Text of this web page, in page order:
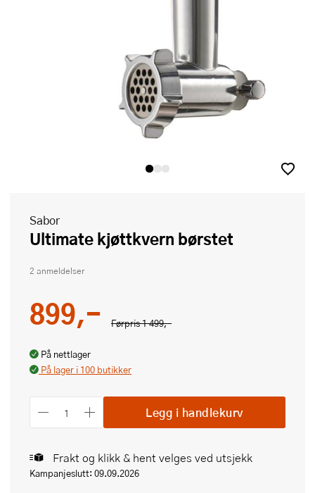
Sabor
Ultimate kjøttkvern børstet
2 anmeldelser
Førpris1 499,-
899,-
På nettlager
På lager i 100 butikker
Legg i handlekurv
Frakt og klikk & hent velges ved utsjekk
Kampanjeslutt: 09.09.2026